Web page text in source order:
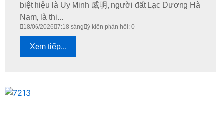
biệt hiệu là Uy Minh 威明, người đất Lạc Dương Hà
Nam, là thi...
18/06/2026 7:18 sáng ý kiến phản hồi: 0
Xem tiếp...